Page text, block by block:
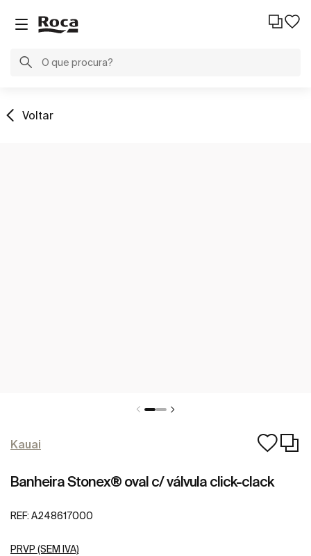
Voltar
Kauai
Banheira Stonex® oval c/ válvula click-clack
REF: A248617000
PRVP (SEM IVA)